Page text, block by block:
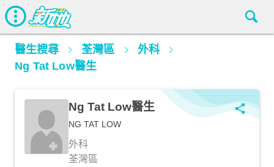
醫生搜尋 荃灣區
外科
Ng Tat Low醫生
Ng Tat Low醫生
NG TAT LOW
外科
荃灣區